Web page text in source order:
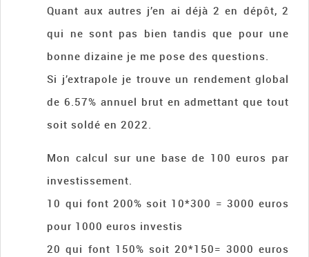
Quant aux autres j’en ai déjà 2 en dépôt, 2
qui ne sont pas bien tandis que pour une
bonne dizaine je me pose des questions.
Si j’extrapole je trouve un rendement global
de 6.57% annuel brut en admettant que tout
soit soldé en 2022.
Mon calcul sur une base de 100 euros par
investissement.
10 qui font 200% soit 10*300 = 3000 euros
pour 1000 euros investis
20 qui font 150% soit 20*150= 3000 euros